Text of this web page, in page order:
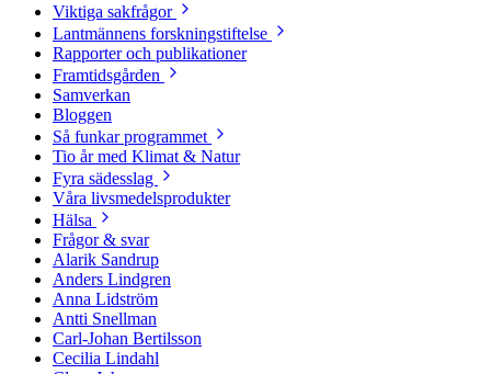
Viktiga sakfrågor
Lantmännens forskningstiftelse
Rapporter och publikationer
Framtidsgården
Samverkan
Bloggen
Så funkar programmet
Tio år med Klimat & Natur
Fyra sädesslag
Våra livsmedelsprodukter
Hälsa
Frågor & svar
Alarik Sandrup
Anders Lindgren
Anna Lidström
Antti Snellman
Carl-Johan Bertilsson
Cecilia Lindahl